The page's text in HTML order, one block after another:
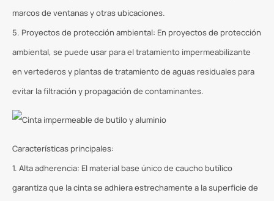
marcos de ventanas y otras ubicaciones.
5. Proyectos de protección ambiental: En proyectos de protección
ambiental, se puede usar para el tratamiento impermeabilizante
en vertederos y plantas de tratamiento de aguas residuales para
evitar la filtración y propagación de contaminantes.
Características principales:
1. Alta adherencia: El material base único de caucho butílico
garantiza que la cinta se adhiera estrechamente a la superficie de